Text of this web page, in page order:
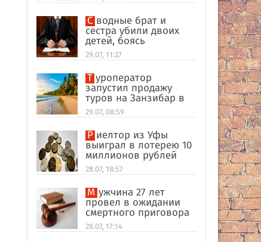
Сводные брат и
сестра убили двоих
детей, боясь
разоблачения инцеста
29.07, 11:27
Туроператор
запустил продажу
туров на Занзибар в
качестве
альтернативы Турции
29.07, 08:59
Риелтор из Уфы
выиграл в лотерею 10
миллионов рублей
28.07, 18:57
Мужчина 27 лет
провел в ожидании
смертного приговора
из-за поддельных
улик в США
28.07, 17:14